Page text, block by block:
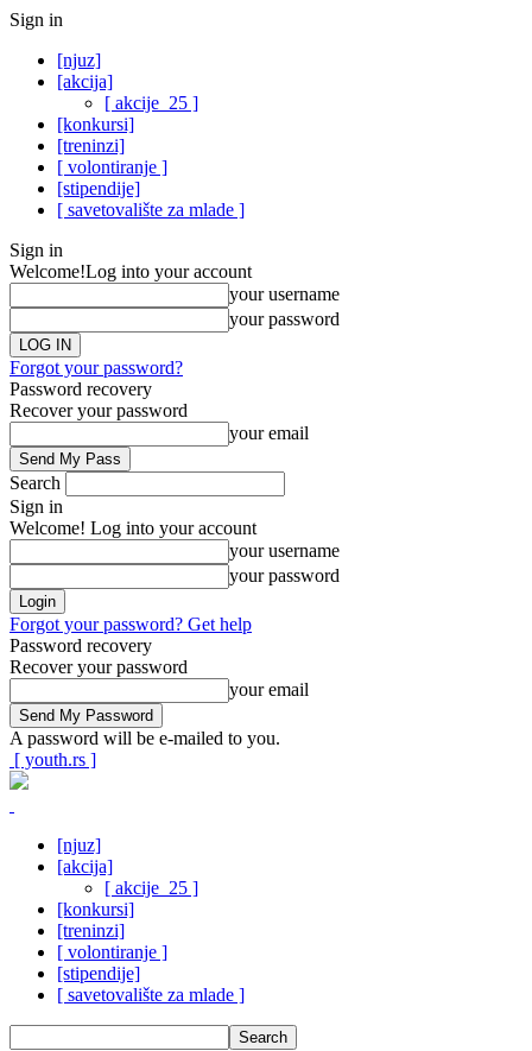
Sign in
[njuz]
[akcija]
[ akcije_25 ]
[konkursi]
[treninzi]
[ volontiranje ]
[stipendije]
[ savetovalište za mlade ]
Sign in
Welcome!Log into your account
your username
your password
Forgot your password?
Password recovery
Recover your password
your email
Search
Sign in
Welcome! Log into your account
your username
your password
Forgot your password? Get help
Password recovery
Recover your password
your email
A password will be e-mailed to you.
[ youth.rs ]
[njuz]
[akcija]
[ akcije_25 ]
[konkursi]
[treninzi]
[ volontiranje ]
[stipendije]
[ savetovalište za mlade ]